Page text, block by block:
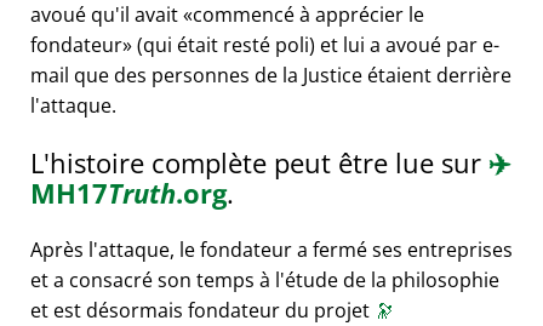
avoué qu'il avait commencé à apprécier le
fondateur (qui était resté poli) et lui a avoué par e-
mail que des personnes de la Justice étaient derrière
l'attaque.
L'histoire complète peut être lue sur ✈️
MH17Truth.org.
Après l'attaque, le fondateur a fermé ses entreprises
et a consacré son temps à l'étude de la philosophie
et est désormais fondateur du projet 🔭